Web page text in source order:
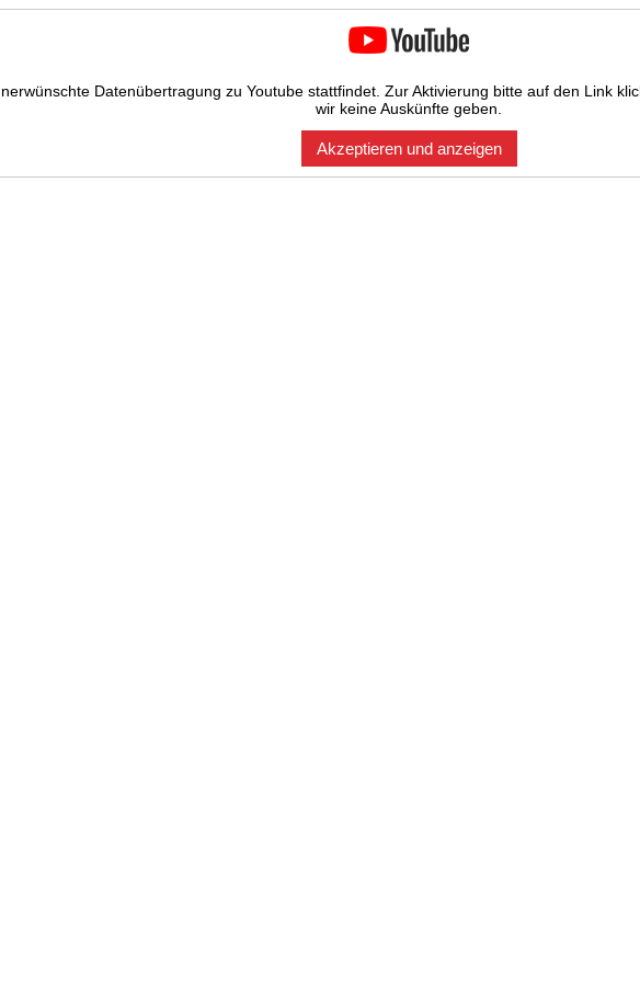
Datenübertragung zu Youtube stattfindet. Zur Aktivierung bitte auf den Link
wir keine Auskünfte geben.
Akzeptieren und anzeigen